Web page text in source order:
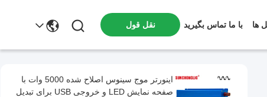
ها با ما تماس بگیرید نقل قول
اینورتر موج سینوس اصلاح شده 5000 وات با
صفحه نمایش LED و خروجی USB برای تبدیل